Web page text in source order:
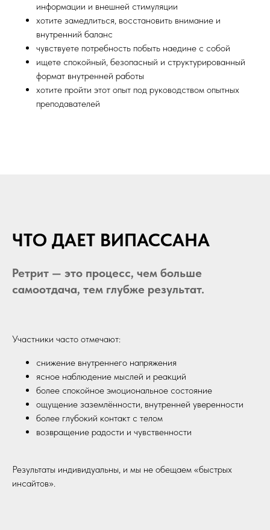
информации и внешней стимуляции
хотите замедлиться, восстановить внимание и
внутренний баланс
чувствуете потребность побыть наедине с собой
ищете спокойный, безопасный и структурированный
формат внутренней работы
хотите пройти этот опыт под руководством опытных
преподавателей
ЧТО ДАЕТ ВИПАССАНА
Ретрит — это процесс, чем больше
самоотдача, тем глубже результат.
Участники часто отмечают:
снижение внутреннего напряжения
ясное наблюдение мыслей и реакций
более спокойное эмоциональное состояние
ощущение заземлённости, внутренней уверенности
более глубокий контакт с телом
возвращение радости и чувственности
Результаты индивидуальны, и мы не обещаем «быстрых
инсайтов».